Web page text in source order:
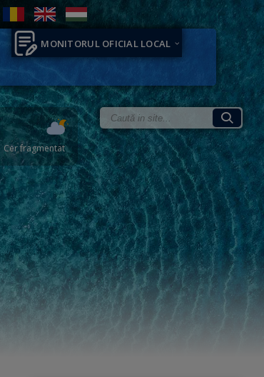
MONITORUL OFICIAL LOCAL
Cer fragmentat